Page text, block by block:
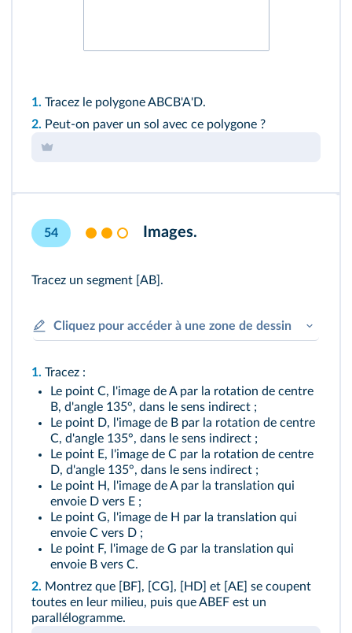
1. Tracez le polygone ABCB'A'D.
2. Peut-on paver un sol avec ce polygone ?
54 Images.
Tracez un segment [AB].
Cliquez pour accéder à une zone de dessin
1. Tracez :
Le point C, l'image de A par la rotation de centre
B, d'angle 135°, dans le sens indirect ;
Le point D, l'image de B par la rotation de centre
C, d'angle 135°, dans le sens indirect ;
Le point E, l'image de C par la rotation de centre
D, d'angle 135°, dans le sens indirect ;
Le point H, l'image de A par la translation qui
envoie D vers E ;
Le point G, l'image de H par la translation qui
envoie C vers D ;
Le point F, l'image de G par la translation qui
envoie B vers C.
2. Montrez que [BF], [CG], [HD] et [AE] se coupent
toutes en leur milieu, puis que ABEF est un
parallélogramme.